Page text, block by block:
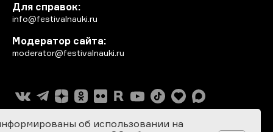
Для справок:
info@festivalnauki.ru
Модератор сайта:
moderator@festivalnauki.ru
об использовании на